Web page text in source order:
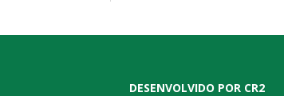
DESENVOLVIDO POR CR2